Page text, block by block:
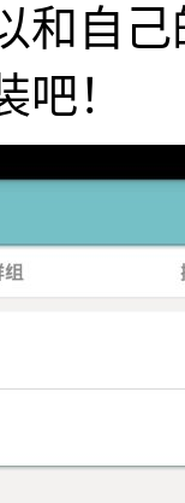
和自
！